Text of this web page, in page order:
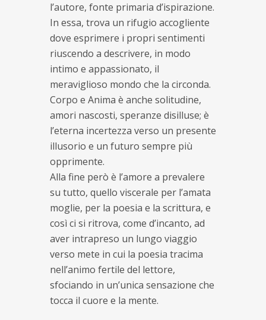
l’autore, fonte primaria d’ispirazione.
In essa, trova un rifugio accogliente
dove esprimere i propri sentimenti
riuscendo a descrivere, in modo
intimo e appassionato, il
meraviglioso mondo che la circonda.
Corpo e Anima è anche solitudine,
amori nascosti, speranze disilluse; è
l’eterna incertezza verso un presente
illusorio e un futuro sempre più
opprimente.
Alla fine però è l’amore a prevalere
su tutto, quello viscerale per l’amata
moglie, per la poesia e la scrittura, e
così ci si ritrova, come d’incanto, ad
aver intrapreso un lungo viaggio
verso mete in cui la poesia tracima
nell’animo fertile del lettore,
sfociando in un’unica sensazione che
tocca il cuore e la mente.